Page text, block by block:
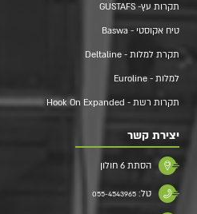
תקרות עץ- GUSTAFS
טיח אקוסטי - Baswa
תקרת למלות - Deltaline
למלות - Euroline
תקרות רשת - Hook On Expanded
יצירת קשר
הסתת 6 חולון
טל: 055-4543965